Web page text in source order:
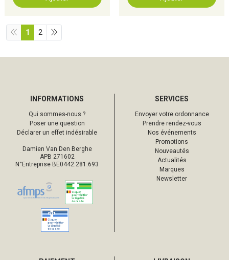
1 2
INFORMATIONS
Qui sommes-nous ?
Poser une question
Déclarer un effet indésirable
Damien Van Den Berghe
APB 271602
N°Entreprise BE0442.281.693
SERVICES
Envoyer votre ordonnance
Prendre rendez-vous
Nos événements
Promotions
Nouveautés
Actualités
Marques
Newsletter